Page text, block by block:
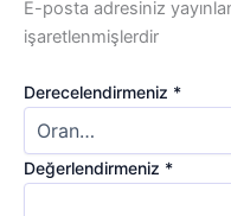
E-posta adresiniz
işaretlenmişlerdir
Derecelendirmeniz *
Değerlendirmeniz *